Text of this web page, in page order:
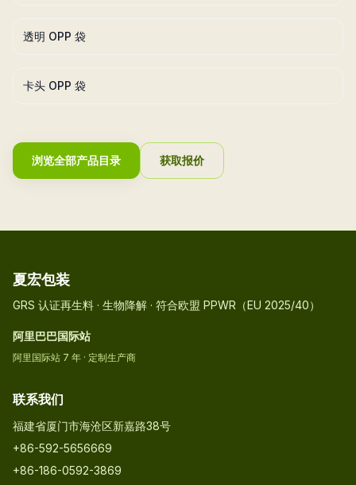
透明 OPP 袋
卡头 OPP 袋
浏览全部产品目录 获取报价
夏宏包装
GRS 认证再生料 · 生物降解 · 符合欧盟 PPWR（EU 2025/40）
阿里巴巴国际站
阿里国际站 7 年 · 定制生产商
联系我们
福建省厦门市海沧区新嘉路38号
+86-592-5656669
+86-186-0592-3869